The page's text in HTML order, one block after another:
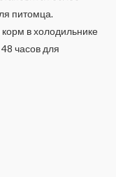
питомца.
в холодильнике
часов для